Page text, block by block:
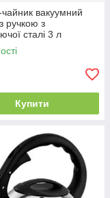
вакуумний
ручкою з
сталі 3 л
Купити